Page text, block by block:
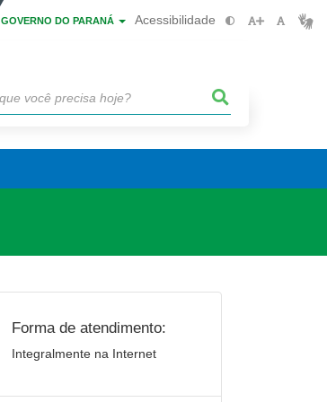
GOVERNO DO PARANÁ Acessibilidade
Forma de atendimento:
Integralmente na Internet